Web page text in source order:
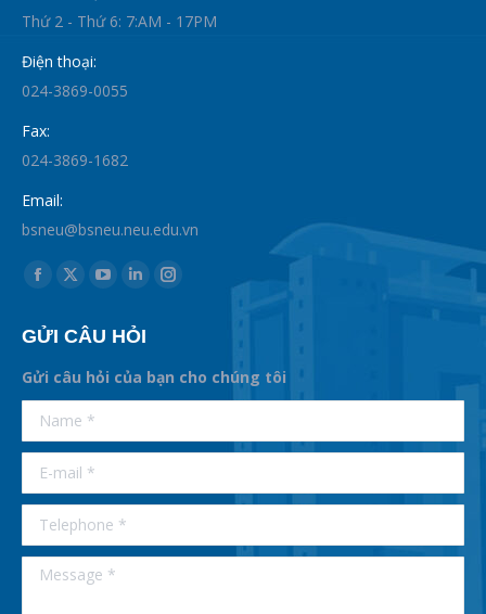
Thứ 2 - Thứ 6: 7:AM - 17PM
Điện thoại:
024-3869-0055
Fax:
024-3869-1682
Email:
bsneu@bsneu.neu.edu.vn
Find us on:
Facebook
opens
in
new
window
X
opens
in
new
window
YouTube
opens
in
new
Linkedin
opens
in
new
Instagram
in
new
GỬI CÂU HỎI
Gửi câu hỏi của bạn cho chúng tôi
supertotobet
betist
Name *
E-mail *
Telephone *
Message *